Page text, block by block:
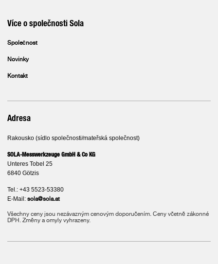
Více o společnosti Sola
Společnost
Novinky
Kontakt
Adresa
Rakousko (sídlo společnosti/mateřská společnost)
SOLA-Messwerkzeuge GmbH & Co KG
Unteres Tobel 25
6840 Götzis
Tel.: +43 5523-53380
E-Mail: sola@sola.at
Všechny ceny jsou nezávazným cenovým doporučením. Ceny včetně zákonné
DPH. Změny a omyly vyhrazeny.